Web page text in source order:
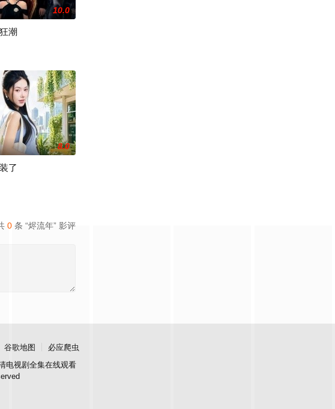
10.0
潮
8.0
了
0 条 “烬流年” 影评
谷歌地图
必应爬虫
电视剧全集在线观看